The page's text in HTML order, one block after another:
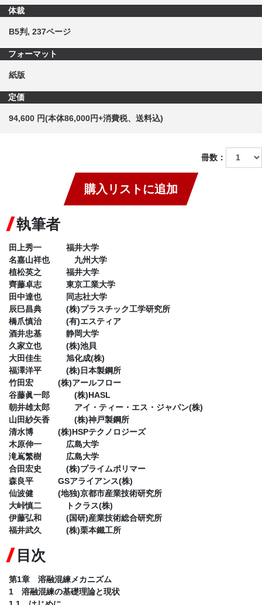
体裁
B5判, 237ページ
フォーマット
紙版
定価
94,600 円(本体86,000円+消費税、送料込)
冊数：
購入リストに追加
執筆者
田上秀一 福井大学
名嘉山祥也 九州大学
植松英之 福井大学
齊藤卓志 東京工業大学
田中達也 同志社大学
辰巳昌典 (株)プラスチック工学研究所
橋爪慎治 (有)エスティア
酒井忠基 静岡大学
久家立也 (株)池貝
大田佳生 旭化成(株)
福澤洋平 (株)日本製鋼所
竹田宏 (株)アールフロー
谷藤眞一郎 (株)HASL
朝井雄太郎 アイ・ティー・エス・ジャパン(株)
山田紗矢香 (株)神戸製鋼所
清水博 (株)HSPテクノロジーズ
木原伸一 広島大学
滝嶌繁樹 広島大学
合田宏史 (株)プライムポリマー
森良平 GSアライアンス(株)
仙波健 (地独)京都市産業技術研究所
大峠慎二 トクラス(株)
伊藤弘和 (国研)産業技術総合研究所
福井武久 (株)栗本鐵工所
目次
第1章 溶融混練メカニズム
1 溶融混練の基礎理論と現状